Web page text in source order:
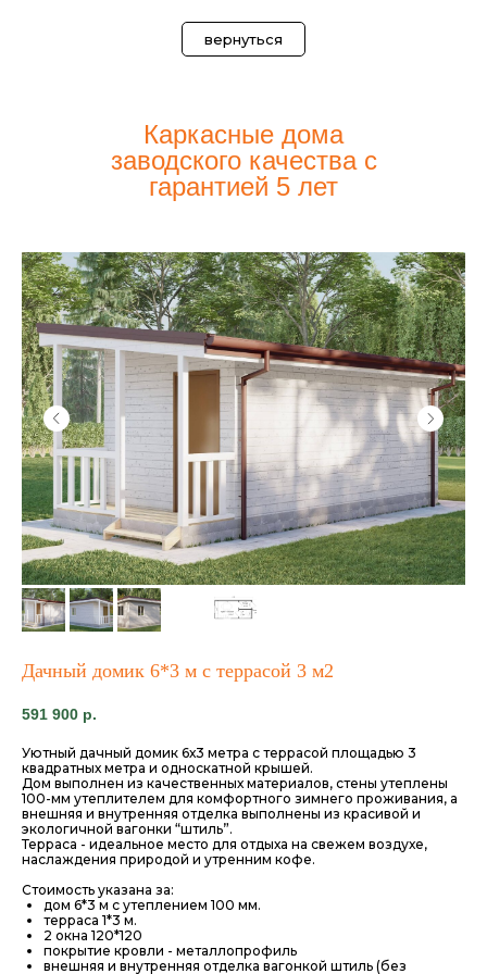
вернуться
Каркасные дома
заводского качества с
гарантией 5 лет
Дачный домик 6*3 м с террасой 3 м2
591 900 р.
Уютный дачный домик 6х3 метра с террасой площадью 3
квадратных метра и односкатной крышей.
Дом выполнен из качественных материалов, стены утеплены
100-мм утеплителем для комфортного зимнего проживания, а
внешняя и внутренняя отделка выполнены из красивой и
экологичной вагонки “штиль”.
Терраса - идеальное место для отдыха на свежем воздухе,
наслаждения природой и утренним кофе.
Стоимость указана за:
дом 6*3 м с утеплением 100 мм.
терраса 1*3 м.
2 окна 120*120
покрытие кровли - металлопрофиль
внешняя и внутренняя отделка вагонкой штиль (без